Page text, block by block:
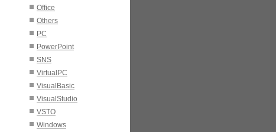
Office
Others
PC
PowerPoint
SNS
VirtualPC
VisualBasic
VisualStudio
VSTO
Windows